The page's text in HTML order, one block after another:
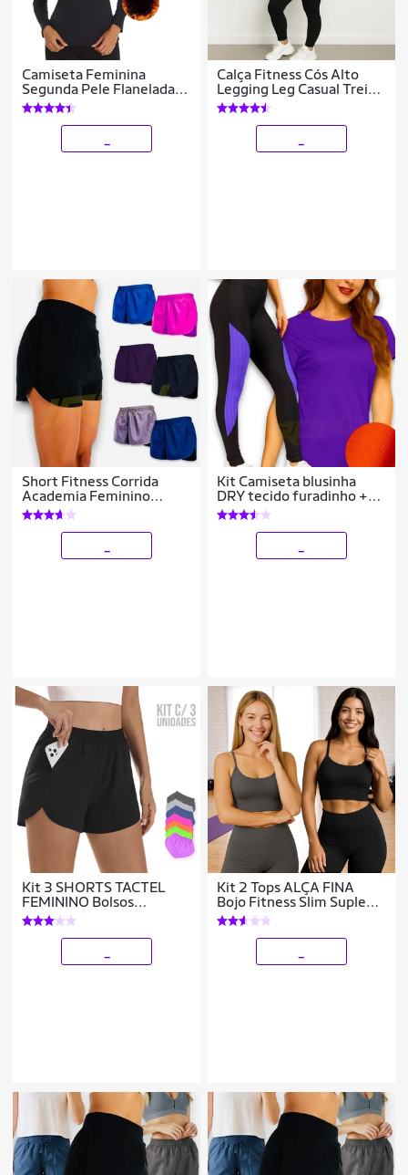
Camiseta Feminina
Segunda Pele Flanelada
Térmica Forrado Inverno
Blusa Frio Academi
Corrida
Calça Fitness Cós Alto
Legging Leg Casual Treino
Bolso 149
Short Fitness Corrida
Academia Feminino
Bermuda Praia 50
Kit Camiseta blusinha
DRY tecido furadinho +
Calça Legging REDINHA
Academia Corrida
Feminina 627
Kit 3 SHORTS TACTEL
FEMININO Bolsos
Academia Corrida Praia
Yoga Bermuda 662
Kit 2 Tops ALÇA FINA
Bojo Fitness Slim Suplex
Sutiã Esportivo Corrida
Academia Yoga Pilates